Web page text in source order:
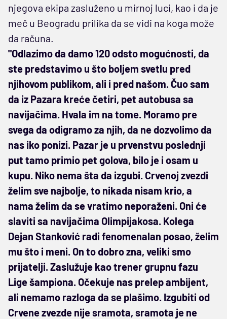
njegova ekipa zasluženo u mirnoj luci, kao i da je
meč u Beogradu prilika da se vidi na koga može
da računa.
"Odlazimo da damo 120 odsto mogućnosti, da
ste predstavimo u što boljem svetlu pred
njihovom publikom, ali i pred našom. Čuo sam
da iz Pazara kreće četiri, pet autobusa sa
navijačima. Hvala im na tome. Moramo pre
svega da odigramo za njih, da ne dozvolimo da
nas iko ponizi. Pazar je u prvenstvu poslednji
put tamo primio pet golova, bilo je i osam u
kupu. Niko nema šta da izgubi. Crvenoj zvezdi
želim sve najbolje, to nikada nisam krio, a
nama želim da se vratimo neporaženi. Oni će
slaviti sa navijačima Olimpijakosa. Kolega
Dejan Stanković radi fenomenalan posao, želim
mu što i meni. On to dobro zna, veliki smo
prijatelji. Zaslužuje kao trener grupnu fazu
Lige šampiona. Očekuje nas prelep ambijent,
ali nemamo razloga da se plašimo. Izgubiti od
Crvene zvezde nije sramota, sramota je ne